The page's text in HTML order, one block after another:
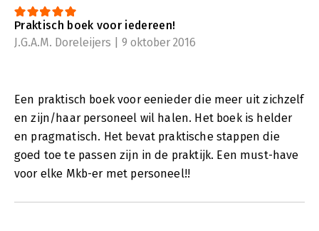
Praktisch boek voor iedereen!
J.G.A.M. Doreleijers | 9 oktober 2016
Een praktisch boek voor eenieder die meer uit zichzelf
en zijn/haar personeel wil halen. Het boek is helder
en pragmatisch. Het bevat praktische stappen die
goed toe te passen zijn in de praktijk. Een must-have
voor elke Mkb-er met personeel!!